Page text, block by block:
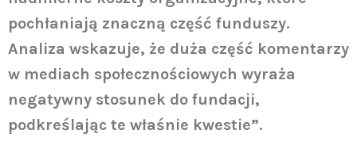
pochłaniają znaczną część funduszy.
Analiza wskazuje, że duża część komentarzy
w mediach społecznościowych wyraża
negatywny stosunek do fundacji,
podkreślając te właśnie kwestie”.